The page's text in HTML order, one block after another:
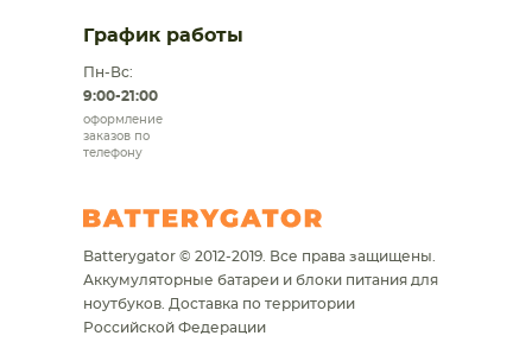
График работы
Пн-Вс:
9:00-21:00
оформление
заказов по
телефону
Batterygator © 2012-2019. Все права защищены.
Аккумуляторные батареи и блоки питания для
ноутбуков. Доставка по территории
Российской Федерации